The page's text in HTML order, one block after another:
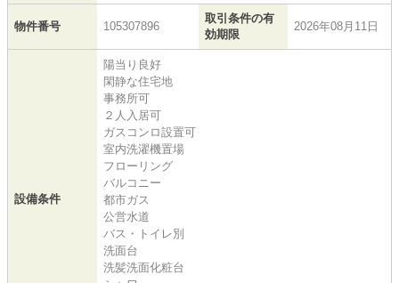
物件番号 105307896
取引条件の有
効期限
2026年08月11日
設備条件
陽当り良好
閑静な住宅地
事務所可
２人入居可
ガスコンロ設置可
室内洗濯機置場
フローリング
バルコニー
都市ガス
公営水道
バス・トイレ別
洗面台
洗髪洗面化粧台